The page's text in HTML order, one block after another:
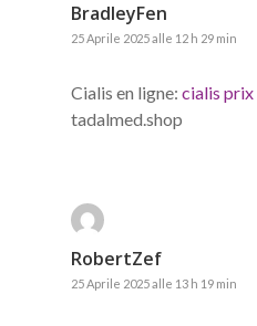
BradleyFen
25 Aprile 2025 alle 12 h 29 min
Cialis en ligne: cialis prix
tadalmed.shop
RobertZef
25 Aprile 2025 alle 13 h 19 min